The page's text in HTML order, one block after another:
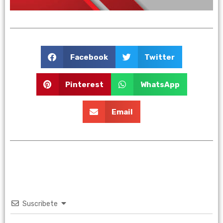
Facebook Twitter
Pinterest WhatsApp
Email
Suscribete